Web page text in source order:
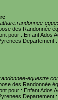
des Randonnée
pour : Enfant Ados
Departement :
des Randonnée
pour : Enfant Ados
Departement :